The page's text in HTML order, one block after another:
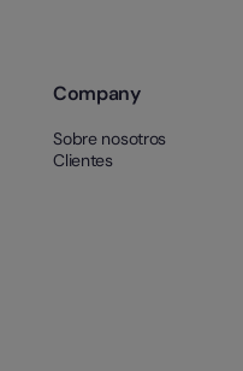
Company
Sobre nosotros
Clientes